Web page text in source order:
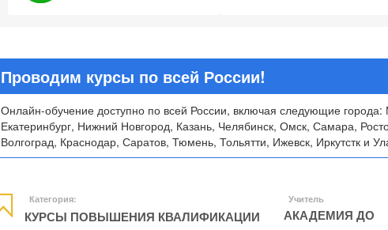
Проводим курсы по всей России!
Онлайн-обучение доступно по всей России, включая следующие города:
Екатеринбург, Нижний Новгород, Казань, Челябинск, Омск, Самара,
Волгоград, Краснодар, Саратов, Тюмень, Тольятти, Ижевск, Иркутстк и
Категория:
КУРСЫ ПОВЫШЕНИЯ КВАЛИФИКАЦИИ
Учитель
АКАДЕМИЯ ДО